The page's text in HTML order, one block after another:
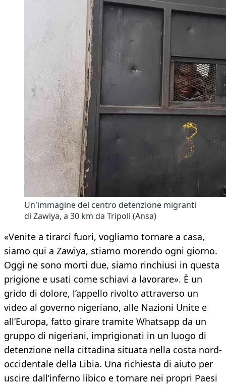
Un'immagine del centro detenzione migranti
di Zawiya, a 30 km da Tripoli (Ansa)
«Venite a tirarci fuori, vogliamo tornare a casa,
siamo qui a Zawiya, stiamo morendo ogni giorno.
Oggi ne sono morti due, siamo rinchiusi in questa
prigione e usati come schiavi a lavorare». È un
grido di dolore, l’appello rivolto attraverso un
video al governo nigeriano, alle Nazioni Unite e
all’Europa, fatto girare tramite Whatsapp da un
gruppo di nigeriani, imprigionati in un luogo di
detenzione nella cittadina situata nella costa nord-
occidentale della Libia. Una richiesta di aiuto per
uscire dall’inferno libico e tornare nei propri Paesi